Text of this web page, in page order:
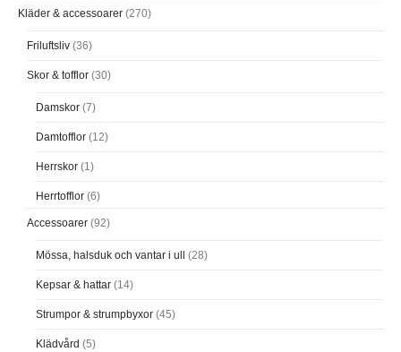
Kläder & accessoarer (270)
Friluftsliv (36)
Skor & tofflor (30)
Damskor (7)
Damtofflor (12)
Herrskor (1)
Herrtofflor (6)
Accessoarer (92)
Mössa, halsduk och vantar i ull (28)
Kepsar & hattar (14)
Strumpor & strumpbyxor (45)
Klädvård (5)